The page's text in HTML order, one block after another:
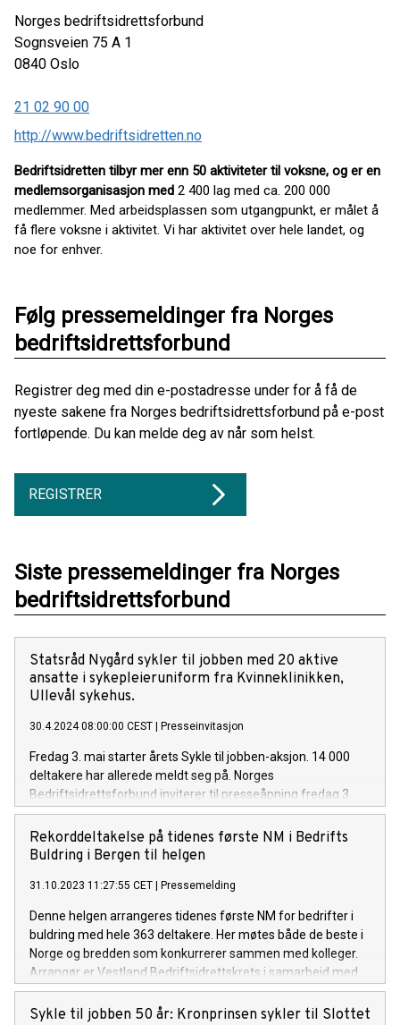
Norges bedriftsidrettsforbund
Sognsveien 75 A 1
0840 Oslo
21 02 90 00
http://www.bedriftsidretten.no
Bedriftsidretten tilbyr mer enn 50 aktiviteter til voksne, og er en
medlemsorganisasjon med 2 400 lag med ca. 200 000
medlemmer. Med arbeidsplassen som utgangpunkt, er målet å
få flere voksne i aktivitet. Vi har aktivitet over hele landet, og
noe for enhver.
Følg pressemeldinger fra Norges
bedriftsidrettsforbund
Registrer deg med din e-postadresse under for å få de
nyeste sakene fra Norges bedriftsidrettsforbund på e-post
fortløpende. Du kan melde deg av når som helst.
REGISTRER
Siste pressemeldinger fra Norges
bedriftsidrettsforbund
Statsråd Nygård sykler til jobben med 20 aktive
ansatte i sykepleieruniform fra Kvinneklinikken,
Ullevål sykehus.
30.4.2024 08:00:00 CEST Presseinvitasjon
Fredag 3. mai starter årets Sykle til jobben-aksjon. 14 000
deltakere har allerede meldt seg på. Norges
Bedriftsidrettsforbund inviterer til presseåpning fredag 3.
mai kl. 08:00 ved Ullevål sykehus. Pressepunktet er ved
hovedinngangen fra Kirkeveien, rett etter tårnet på venstre
side, godt synlig med store Sykle til jobben-flagg. Det vil være
syklister og andre talspersoner. Vi har også lokale
talspersoner i våre idrettskretser, samarbeidskommuner og
bedrifter rundt om i landet.
Rekorddeltakelse på tidenes første NM i Bedrifts
Buldring i Bergen til helgen
31.10.2023 11:27:55 CET Pressemelding
Denne helgen arrangeres tidenes første NM for bedrifter i
buldring med hele 363 deltakere. Her møtes både de beste i
Norge og bredden som konkurrerer sammen med kolleger.
Arrangør er Vestland Bedriftsidrettskrets i samarbeid med
Bergen klatresenter Fana. Pressen er invitert fredag 3.11 fra
18:00-20:00 eller lørdag 4.11 fra 12:00-15:00. Finalene og
Sykle til jobben 50 år: Kronprinsen sykler til Slottet